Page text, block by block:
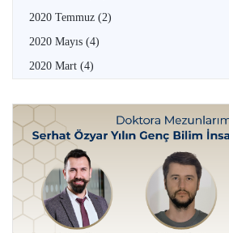
2020 Temmuz (2)
2020 Mayıs (4)
2020 Mart (4)